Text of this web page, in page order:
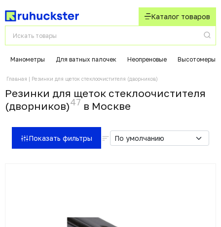
Каталог товаров
Манометры Для ватных палочек Неопреновые Высотомеры
Главная Резинки для щеток стеклоочистителя (дворников)
Резинки для щеток стеклоочистителя
(дворников)47 в Москвe
Показать фильтры